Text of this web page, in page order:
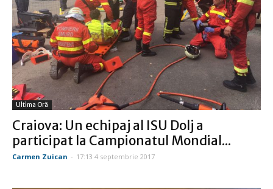
Ultima Oră
Craiova: Un echipaj al ISU Dolj a
participat la Campionatul Mondial...
Carmen Zuican - 17:13 4 septembrie 2017